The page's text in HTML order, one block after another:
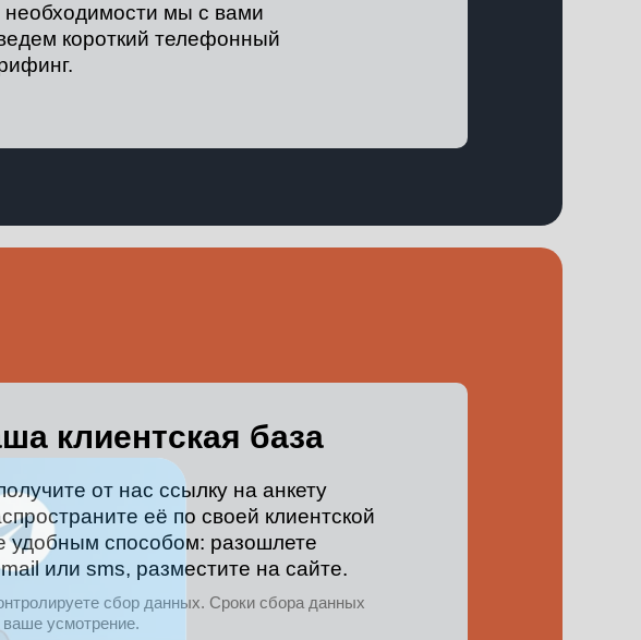
мы с вами
короткий телефонный
клиентская база
от нас ссылку на анкету
её по своей клиентской
удобным способом: разошлете
или sms, разместите на сайте.
сбор данных. Сроки сбора данных
усмотрение.